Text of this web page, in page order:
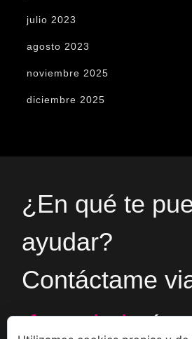
julio 2023
agosto 2023
noviembre 2025
diciembre 2025
¿En qué te
ayudar?
Contáctame
formularioó